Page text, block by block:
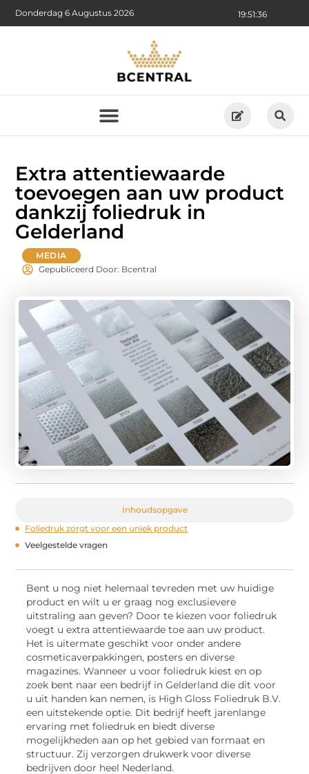
19:51:36
Donderdag 6 Augustus 2026
Extra attentiewaarde
toevoegen aan uw product
dankzij foliedruk in
Gelderland
MEDIA
Gepubliceerd Door: Bcentral
Inhoudsopgave
Foliedruk zorgt voor een uniek product
Veelgestelde vragen
Bent u nog niet helemaal tevreden met uw huidige
product en wilt u er graag nog exclusievere
uitstraling aan geven? Door te kiezen voor foliedruk
voegt u extra attentiewaarde toe aan uw product.
Het is uitermate geschikt voor onder andere
cosmeticaverpakkingen, posters en diverse
magazines. Wanneer u voor foliedruk kiest en op
zoek bent naar een bedrijf in Gelderland die dit voor
u uit handen kan nemen, is High Gloss Foliedruk B.V.
een uitstekende optie. Dit bedrijf heeft jarenlange
ervaring met foliedruk en biedt diverse
mogelijkheden aan op het gebied van formaat en
structuur. Zij verzorgen drukwerk voor diverse
bedrijven door heel Nederland.